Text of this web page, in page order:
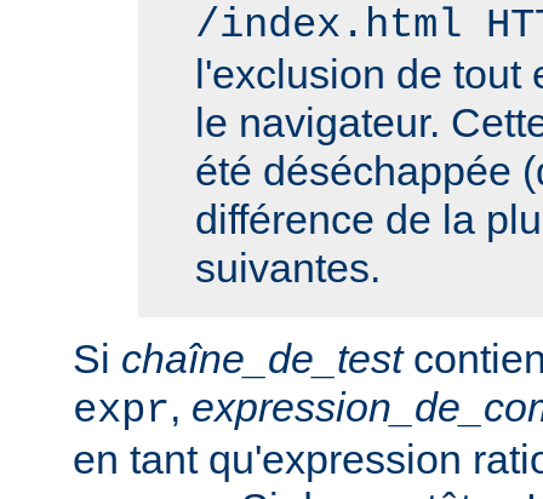
/index.html
l'exclusion de tout
le navigateur.
été déséchappée
différence de la
suivantes.
Si chaîne_de_test
expr,
en tant qu'expression